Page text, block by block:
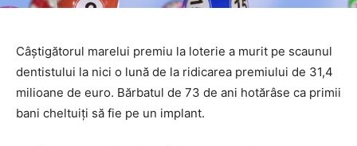
Câștigătorul marelui premiu la loterie a murit pe scaunul
dentistului la nici o lună de la ridicarea premiului de 31,4
milioane de euro. Bărbatul de 73 de ani hotărâse ca primii
bani cheltuiți să fie pe un implant.